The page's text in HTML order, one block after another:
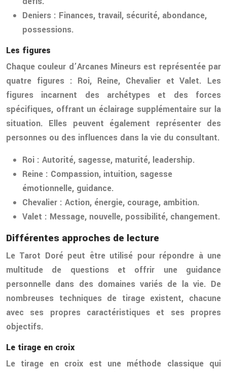
Deniers : Finances, travail, sécurité, abondance,
possessions.
Les figures
Chaque couleur d’Arcanes Mineurs est représentée par
quatre figures : Roi, Reine, Chevalier et Valet. Les
figures incarnent des archétypes et des forces
spécifiques, offrant un éclairage supplémentaire sur la
situation. Elles peuvent également représenter des
personnes ou des influences dans la vie du consultant.
Roi : Autorité, sagesse, maturité, leadership.
Reine : Compassion, intuition, sagesse
émotionnelle, guidance.
Chevalier : Action, énergie, courage, ambition.
Valet : Message, nouvelle, possibilité, changement.
Différentes approches de lecture
Le Tarot Doré peut être utilisé pour répondre à une
multitude de questions et offrir une guidance
personnelle dans des domaines variés de la vie. De
nombreuses techniques de tirage existent, chacune
avec ses propres caractéristiques et ses propres
objectifs.
Le tirage en croix
Le tirage en croix est une méthode classique qui